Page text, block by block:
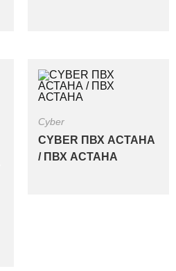
Cyber
CYBER ПВХ АСТАНА
/ ПВХ АСТАНА